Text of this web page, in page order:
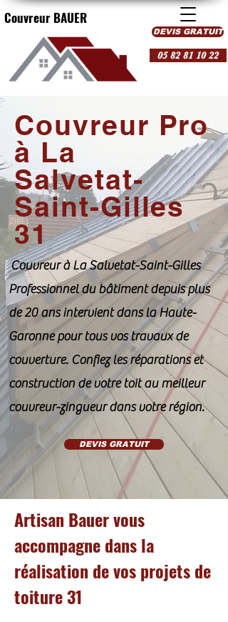
05 82 81 10 22
Couvreur BAUER
DEVIS GRATUIT
Couvreur Pro
à La
Salvetat-
Saint-Gilles
31
Couvreur à La Salvetat-Saint-Gilles
Professionnel du bâtiment depuis plus
de 20 ans intervient dans la Haute-
Garonne pour tous vos travaux de
couverture. Confiez les réparations et
construction de votre toit au meilleur
couvreur-zingueur dans votre région.
DEVIS GRATUIT
Artisan Bauer vous
accompagne dans la
réalisation de vos projets de
toiture 31